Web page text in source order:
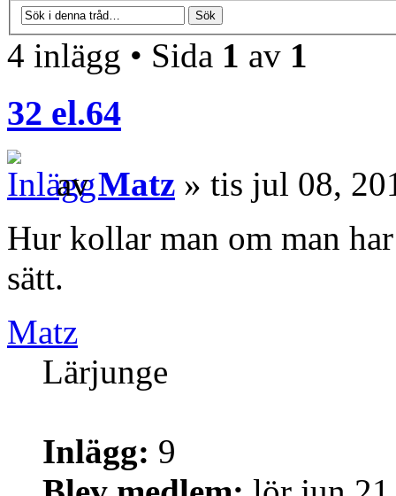
4 inlägg • Sida 1 av 1
32 el.64
avMatz » tis jul 08,
Hur kollar man om man
sätt.
Matz
Lärjunge
Inlägg: 9